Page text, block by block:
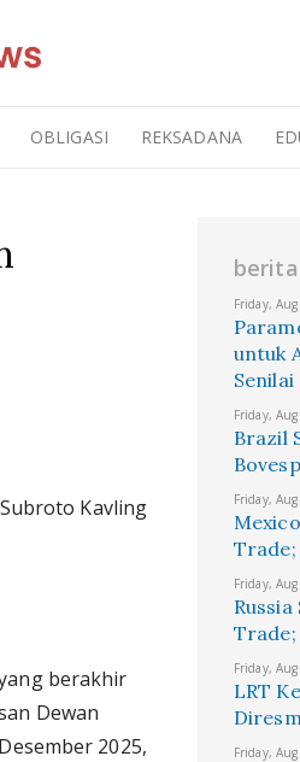
OBLIGASI REKSADANA
Kavling
berakhir
Dewan
2025,
Friday,
untuk
Senilai
Friday,
Brazil
Friday,
Trade;
Friday,
Trade;
Friday,
LRT
Friday,